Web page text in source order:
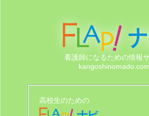
看護師になるための情報
kangoshinomado.com
高校生のための